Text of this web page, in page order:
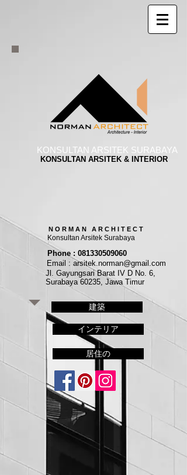
建築
KONSULTAN ARSITEK SURABAYA
N O R M A N A R C H I T E C T
Konsultan Arsitek Surabaya
Phone : 081330509060
Email : arsitek.norman@gmail.com
Jl. Gayungsari Barat IV D No. 6,
Surabaya 60235, Jawa Timur
KONSULTAN ARSITEK & INTERIOR
インテリア
居住の